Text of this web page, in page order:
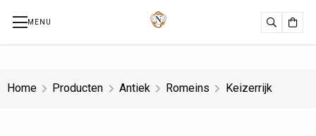
MENU
ZoekenCart
Home Producten Antiek Romeins Keizerrijk